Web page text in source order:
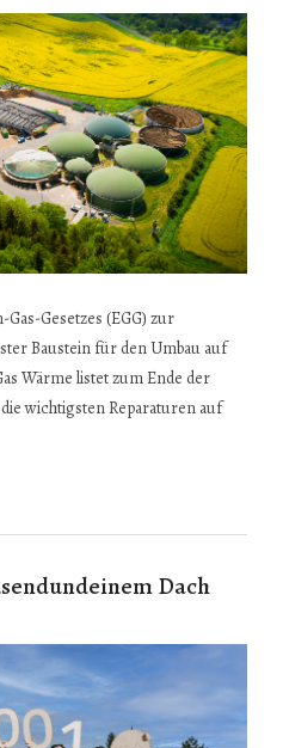
Gesetzes (EGG) zur
Baustein für den Umbau auf
Wärme listet zum Ende der
wichtigsten Reparaturen auf
Dach